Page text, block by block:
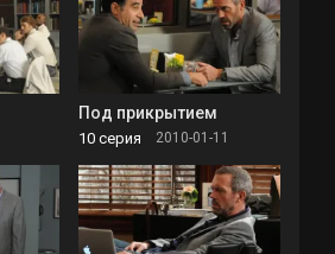
Под прикрытием
10 серия 2010-01-11